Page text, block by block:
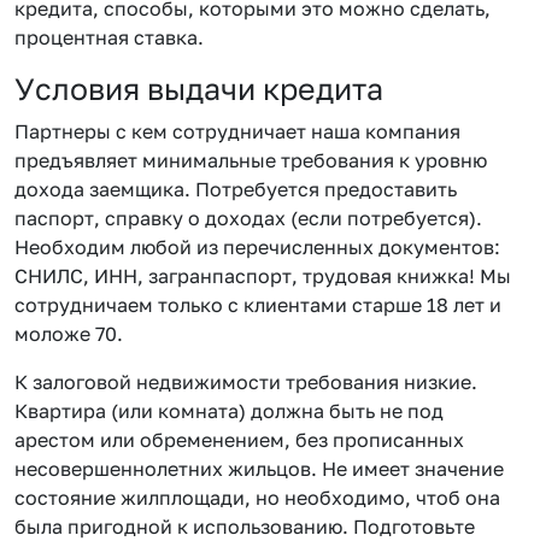
кредита, способы, которыми это можно сделать,
процентная ставка.
Условия выдачи кредита
Партнеры с кем сотрудничает наша компания
предъявляет минимальные требования к уровню
дохода заемщика. Потребуется предоставить
паспорт, справку о доходах (если потребуется).
Необходим любой из перечисленных документов:
СНИЛС, ИНН, загранпаспорт, трудовая книжка! Мы
сотрудничаем только с клиентами старше 18 лет и
моложе 70.
К залоговой недвижимости требования низкие.
Квартира (или комната) должна быть не под
арестом или обременением, без прописанных
несовершеннолетних жильцов. Не имеет значение
состояние жилплощади, но необходимо, чтоб она
была пригодной к использованию. Подготовьте